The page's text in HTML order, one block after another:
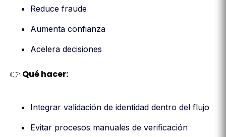
Reduce fraude
Aumenta confianza
Acelera decisiones
👉 Qué hacer:
Integrar validación de identidad dentro del flujo
Evitar procesos manuales de verificación